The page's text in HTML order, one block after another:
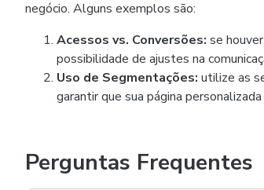
negócio. Alguns exemplos são:
Acessos vs. Conversões: se
possibilidade de ajustes na
Uso de Segmentações: utilize as
garantir que sua página
Perguntas Frequentes